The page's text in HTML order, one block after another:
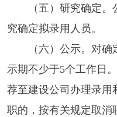
（五）研究确定
究确定拟录用人员。
（六）公示。对
示期不少于5个工作日
荐至建设公司办理录用
职的，按有关规定取消